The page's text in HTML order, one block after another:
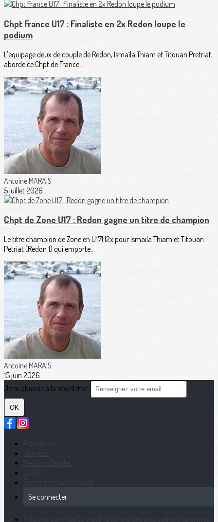
Chpt France U17 : Finaliste en 2x Redon loupe le
podium
L'equipage deux de couple de Redon, Ismaïla Thiam et Titouan Pretriat,
aborde ce Chpt de France...
Antoine MARAIS
5 juillet 2026
Chpt de Zone U17 : Redon gagne un titre de champion
Le titre champion de Zone en U17H2x pour Ismaïla Thiam et Titouan
Petriat (Redon 1) qui emporte...
Antoine MARAIS
15 juin 2026
Je m'abonne à la newsletter
OK
Se connecter